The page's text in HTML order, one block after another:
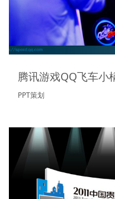
腾讯游戏QQ飞车小
PPT策划